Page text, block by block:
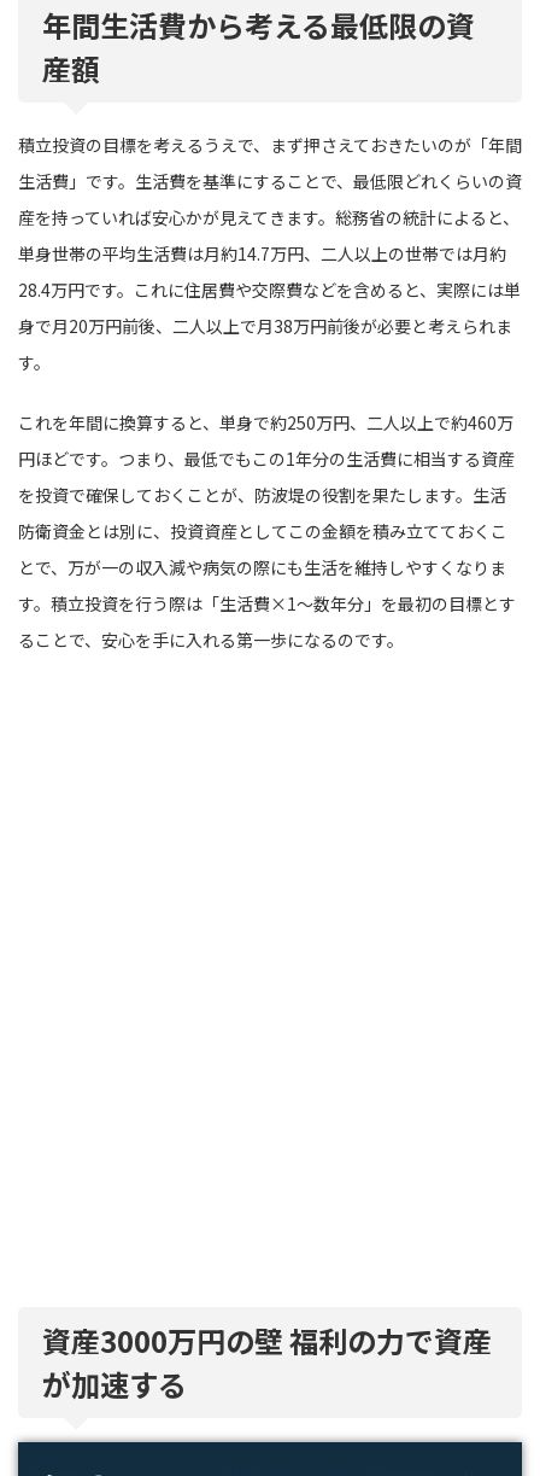
年間生活費から考える最低限の資
産額
積立投資の目標を考えるうえで、まず押さえておきたいのが「年間
生活費」です。生活費を基準にすることで、最低限どれくらいの資
産を持っていれば安心かが見えてきます。総務省の統計によると、
単身世帯の平均生活費は月約14.7万円、二人以上の世帯では月約
28.4万円です。これに住居費や交際費などを含めると、実際には単
身で月20万円前後、二人以上で月38万円前後が必要と考えられま
す。
これを年間に換算すると、単身で約250万円、二人以上で約460万
円ほどです。つまり、最低でもこの1年分の生活費に相当する資産
を投資で確保しておくことが、防波堤の役割を果たします。生活
防衛資金とは別に、投資資産としてこの金額を積み立てておくこ
とで、万が一の収入減や病気の際にも生活を維持しやすくなりま
す。積立投資を行う際は「生活費×1〜数年分」を最初の目標とす
ることで、安心を手に入れる第一歩になるのです。
資産3000万円の壁 福利の力で資産
が加速する